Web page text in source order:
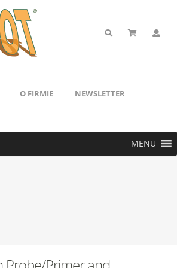
O FIRMIE
NEWSLETTER
MENU